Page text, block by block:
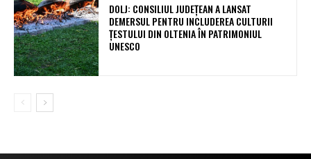
DOLJ: CONSILIUL JUDEȚEAN A LANSAT
DEMERSUL PENTRU INCLUDEREA CULTURII
ȚESTULUI DIN OLTENIA ÎN PATRIMONIUL
UNESCO